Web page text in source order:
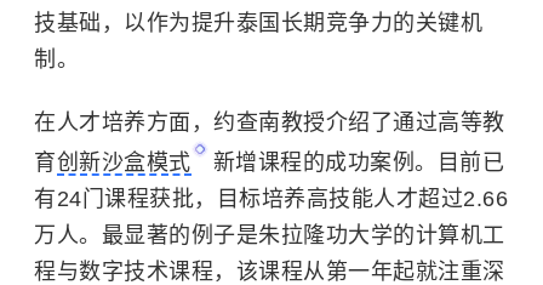
技基础，以作为提升泰国长期竞争力的关键机
制。
在人才培养方面，约查南教授介绍了通过高等教
育创新沙盒模式
新增课程的成功案例。目前已
有24门课程获批，目标培养高技能人才超过2.66
万人。最显著的例子是朱拉隆功大学的计算机工
程与数字技术课程，该课程从第一年起就注重深